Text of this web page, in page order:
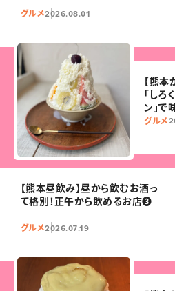
グルメ2026.08.01
【熊本
「しろ
ン」で
グルメ
【熊本昼飲み】昼から飲むお酒っ
て格別！正午から飲めるお店❸
グルメ2026.07.19